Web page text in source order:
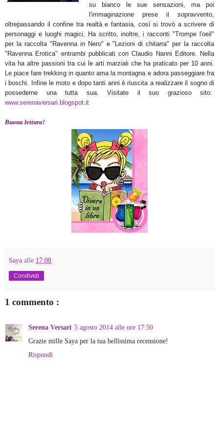
su bianco le sue sensazioni, ma poi
l'immaginazione prese il sopravvento,
oltrepassando il confine tra realtà e fantasia, così si trovò a scrivere di
personaggi e luoghi magici. Ha scritto, inoltre, i racconti "Trompe l'oeil"
per la raccolta "Ravenna in Nero" e "Lezioni di chitarra" per la raccolta
"Ravenna Erotica" entrambi pubblicati con Claudio Nanni Editore. Nella
vita ha altre passioni tra cui le arti marziali che ha praticato per 10 anni.
Le piace fare trekking in quanto ama la montagna e adora passeggiare fra
i boschi. Infine le moto e dopo tanti anni è riuscita a realizzare il sogno di
possederne una tutta sua. Visitate il suo grazioso sito:
www.serenaversari.blogspot.it
Buona lettura!
Saya alle 17:08
Condividi
1 commento :
Serena Versari 5 agosto 2014 alle ore 17:50
Grazie mille Saya per la tua bellissima recensione!
Rispondi